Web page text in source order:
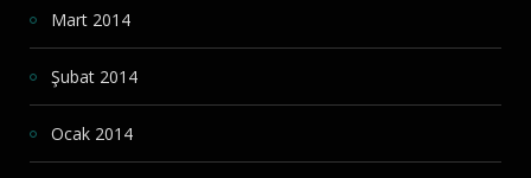
Mart 2014
Şubat 2014
Ocak 2014